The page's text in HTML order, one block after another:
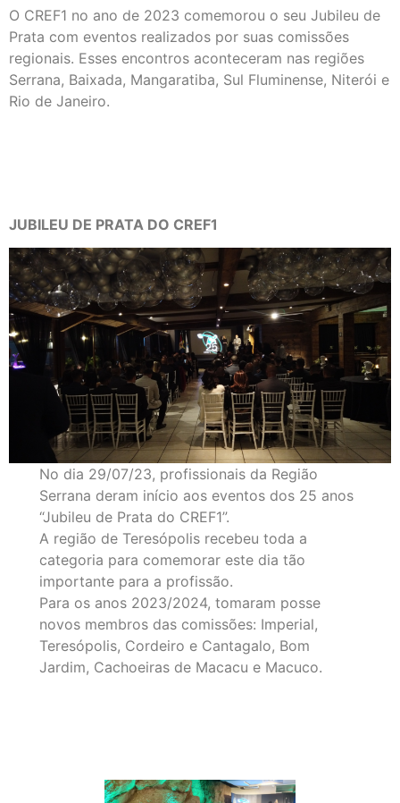
O CREF1 no ano de 2023 comemorou o seu Jubileu de
Prata com eventos realizados por suas comissões
regionais. Esses encontros aconteceram nas regiões
Serrana, Baixada, Mangaratiba, Sul Fluminense, Niterói e
Rio de Janeiro.
JUBILEU DE PRATA DO CREF1
No dia 29/07/23, profissionais da Região
Serrana deram início aos eventos dos 25 anos
“Jubileu de Prata do CREF1”.
A região de Teresópolis recebeu toda a
categoria para comemorar este dia tão
importante para a profissão.
Para os anos 2023/2024, tomaram posse
novos membros das comissões: Imperial,
Teresópolis, Cordeiro e Cantagalo, Bom
Jardim, Cachoeiras de Macacu e Macuco.